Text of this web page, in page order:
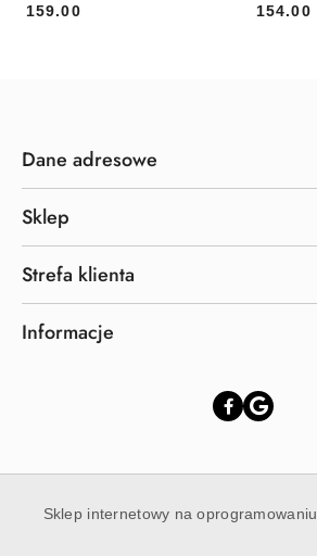
Cena:
159.00
Cena:
154.00
Dane adresowe
Sklep
Strefa klienta
Informacje
Sklep internetowy na oprogramowaniu